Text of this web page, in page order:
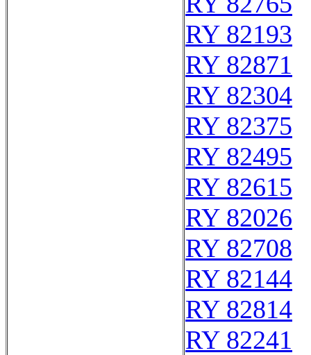
RY 82193
RY 82871
RY 82304
RY 82375
RY 82495
RY 82615
RY 82026
RY 82708
RY 82144
RY 82814
RY 82241